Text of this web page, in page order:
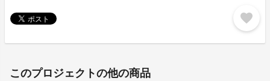
favorite
このプロジェクトの他の商品